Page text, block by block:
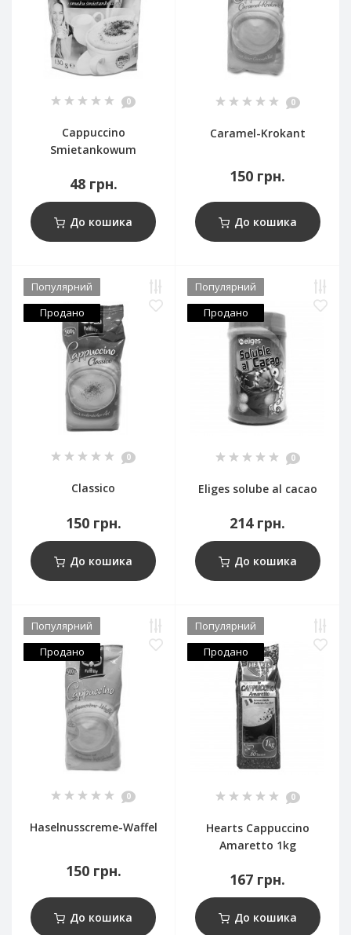
0
Cappuccino
Smietankowum
48 грн.
До кошика
0
Caramel-Krokant
150 грн.
До кошика
Популярний
Продано
0
Classico
150 грн.
До кошика
Популярний
Продано
0
Eliges solube al cacao
214 грн.
До кошика
Популярний
Продано
0
Haselnusscreme-Waffel
150 грн.
До кошика
Популярний
Продано
0
Hearts Cappuccino
Amaretto 1kg
167 грн.
До кошика